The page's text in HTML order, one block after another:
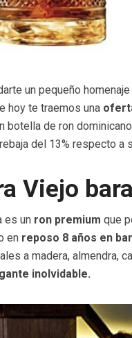
un pequeño
hoy te traemos una
botella de ron
rebaja del 13% respecto a
Viejo
es un ron premium que
en reposo 8 años en
a madera, almendra,
inolvidable.